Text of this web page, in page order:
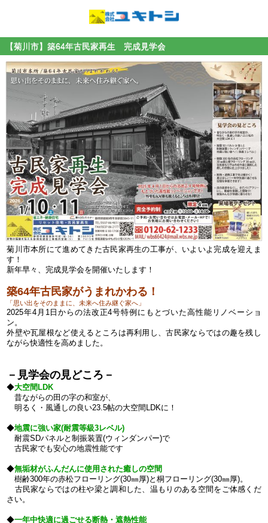
【菊川市】築64年古民家再生 完成見学会
菊川市本所にて進めてきた古民家再生の工事が、いよいよ完成を迎えま
す！
新年早々、完成見学会を開催いたします！
築64年古民家がうまれかわる！
「 思い出をそのままに、未来へ住み継ぐ家へ」
2025年4月1日からの法改正4号特例にもとづいた高性能リノベーショ
ン。
外壁や瓦屋根など使えるところは再利用し、古民家ならではの趣を残し
ながら快適性を高めました。
－見学会の見どころ－
◆大空間LDK
昔ながらの田の字の和室が、
明るく・風通しの良い23.5帖の大空間LDKに！
◆地震に強い家(耐震等級3レベル)
耐震SDパネルと制振装置(ウィンダンパー)で
古民家でも安心の地震性能です
◆無垢材がふんだんに使用された癒しの空間
樹齢300年の赤松フローリング(30㎜厚)と桐フローリング(30㎜厚)。
古民家ならではの柱や梁と調和した、温もりのある空間をご体感くだ
さい。
◆一年中快適に過ごせる断熱・遮熱性能